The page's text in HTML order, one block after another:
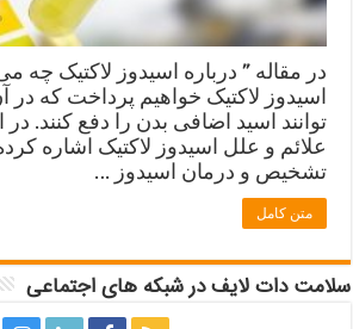
در مقاله ” درباره اسیدوز لاکتیک چه
اسیدوز لاکتیک خواهیم پرداخت که در
توانند اسید اضافی بدن را دفع کنند. در
علائم و علل اسیدوز لاکتیک اشاره
تشخیص و درمان اسیدوز …
متن کامل
سلامت دات لایف در شبکه های اجتماعی